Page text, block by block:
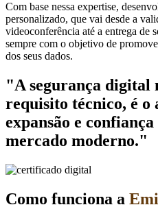
Com base nessa expertise,
personalizado, que vai desde a
videoconferência até a entrega de
sempre com o objetivo de
dos seus dados.
"A segurança digital
requisito técnico, é o
expansão e
mercado moderno."
Como funciona a